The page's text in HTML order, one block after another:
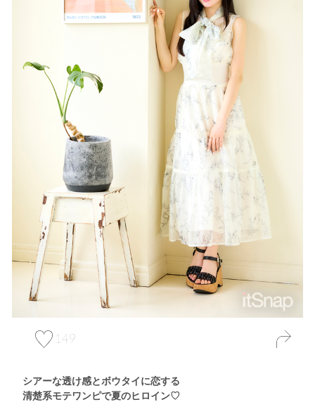
149
シアーな透け感とボウタイに恋する
清楚系モテワンピで夏のヒロイン♡